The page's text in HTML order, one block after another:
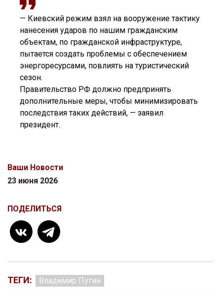
— Киевский режим взял на вооружение тактику
нанесения ударов по нашим гражданским
объектам, по гражданской инфраструктуре,
пытается создать проблемы с обеспечением
энергоресурсами, повлиять на туристический
сезон.
Правительство РФ должно предпринять
дополнительные меры, чтобы минимизировать
последствия таких действий, — заявил
президент.
Ваши Новости
23 июня 2026
ПОДЕЛИТЬСЯ
ТЕГИ: Владимир Путин